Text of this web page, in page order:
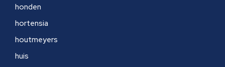
honden
hortensia
houtmeyers
huis